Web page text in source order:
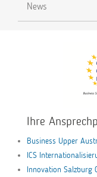
News
Ihre
Business Upper
ICS
Innovation Salzburg